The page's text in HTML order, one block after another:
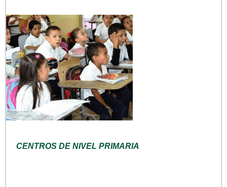
CENTROS DE NIVEL PRIMARIA